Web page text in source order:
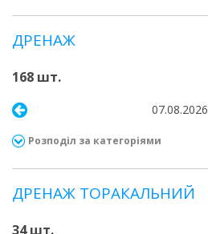
ДРЕНАЖ
168 шт.
07.08.2026
Розподіл за категоріями
ДРЕНАЖ ТОРАКАЛЬНИЙ
34 шт.